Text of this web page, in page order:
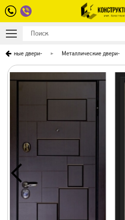
Входные двери- Металлические двери-